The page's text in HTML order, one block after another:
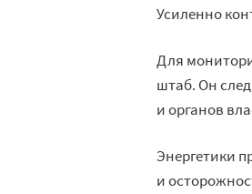
Усиленно
Для
штаб. Он
и органов
Энергетики
и